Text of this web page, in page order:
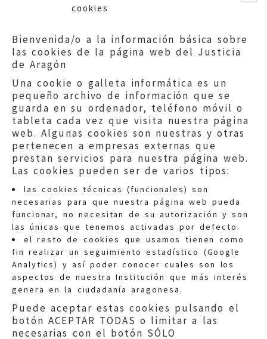
cookies
Bienvenida/o a la información básica sobre
las cookies de la página web del Justicia
de Aragón
Una cookie o galleta informática es un
pequeño archivo de información que se
guarda en su ordenador, teléfono móvil o
tableta cada vez que visita nuestra página
web. Algunas cookies son nuestras y otras
pertenecen a empresas externas que
prestan servicios para nuestra página web.
Las cookies pueden ser de varios tipos:
las cookies técnicas (funcionales) son
necesarias para que nuestra página web pueda
funcionar, no necesitan de su autorización y son
las únicas que tenemos activadas por defecto.
el resto de cookies que usamos tienen como
fin realizar un seguimiento estadístico (Google
Analytics) y así poder conocer cuales son los
aspectos de nuestra Institución que más interés
genera en la ciudadanía aragonesa.
Puede aceptar estas cookies pulsando el
botón ACEPTAR TODAS o limitar a las
necesarias con el botón SÓLO
Quejas:quejas@eljusticiadearagon.es
Información general:
informacion@eljusticiadearagon.es
Teléfonos:900 210 210/